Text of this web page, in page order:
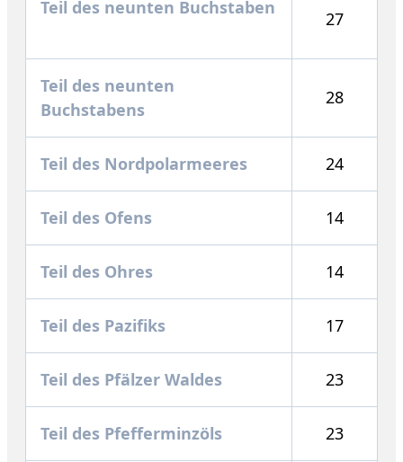
Teil des neunten Buchstaben
27
Teil des neunten
Buchstabens
28
Teil des Nordpolarmeeres 24
Teil des Ofens 14
Teil des Ohres 14
Teil des Pazifiks 17
Teil des Pfälzer Waldes 23
Teil des Pfefferminzöls 23